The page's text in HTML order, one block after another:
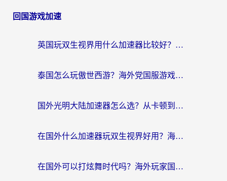
回国游戏加速
英国玩双生视界用什么加速器比较好？海外党亲测有效的国服游戏加速方案
泰国怎么玩傲世西游？海外党国服游戏加速终极攻略（附光明大陆量子特攻实测）
国外光明大陆加速器怎么选？从卡顿到丝滑的终极指南（含德国玩走开外星人墨西哥玩俄罗斯方块技巧）
在国外什么加速器玩双生视界好用？海外党亲测不踩坑的终极指南
在国外可以打炫舞时代吗？海外玩家国服游戏加速全攻略（附实测推荐）